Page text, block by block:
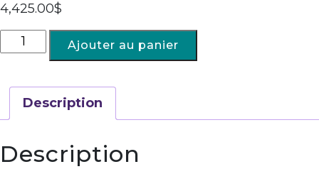
4,425.00$
Ajouter au panier
Description
Description